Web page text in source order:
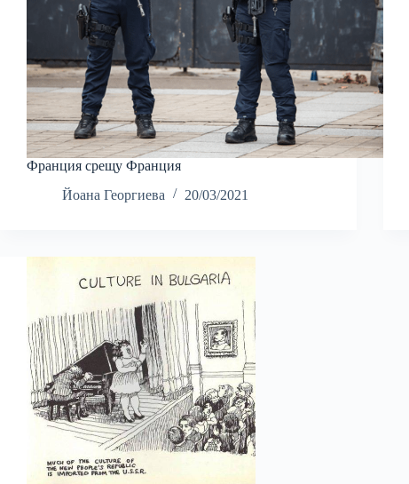
Франция срещу Франция
Йоана Георгиева
20/03/2021